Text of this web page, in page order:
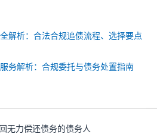
解析：合法合规追债流程、选择要点
务解析：合规委托与债务处置指南
无力偿还债务的债务人